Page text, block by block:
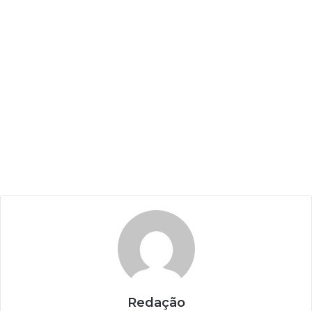
Redação